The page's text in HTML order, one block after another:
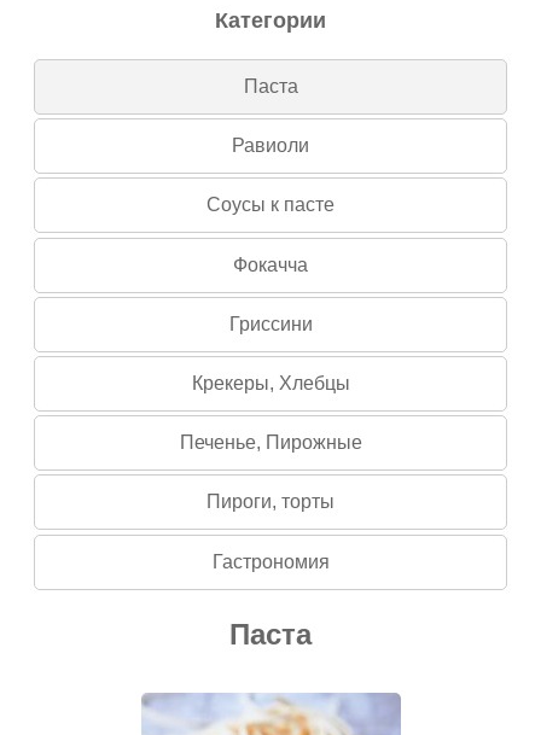
Категории
Паста
Равиоли
Соусы к пасте
Фокачча
Гриссини
Крекеры, Хлебцы
Печенье, Пирожные
Пироги, торты
Гастрономия
Паста